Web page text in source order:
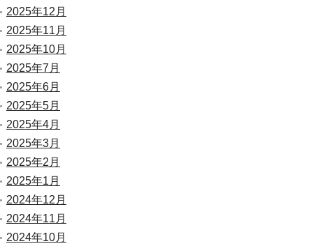
2025年12月
2025年11月
2025年10月
2025年7月
2025年6月
2025年5月
2025年4月
2025年3月
2025年2月
2025年1月
2024年12月
2024年11月
2024年10月